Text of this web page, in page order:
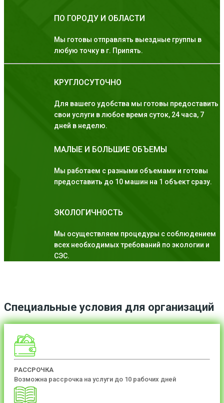
ПО ГОРОДУ И ОБЛАСТИ
Мы готовы отправлять выездные группы в
любую точку в г. Припять.
КРУГЛОСУТОЧНО
Для вашего удобства мы готовы предоставить
свои услуги в любое время суток, 24 часа, 7
дней в неделю.
МАЛЫЕ И БОЛЬШИЕ ОБЪЕМЫ
Мы работаем с разными объемами и готовы
предоставить до 10 машин на 1 объект сразу.
ЭКОЛОГИЧНОСТЬ
Мы осуществляем процедуры с соблюдением
всех необходимых требований по экологии и
СЭС.
Специальные условия для организаций
РАССРОЧКА
Возможна рассрочка на услуги до 10 рабочих дней